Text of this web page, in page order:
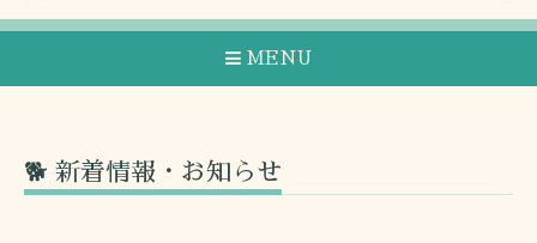
MENU
🐕 新着情報・お知らせ